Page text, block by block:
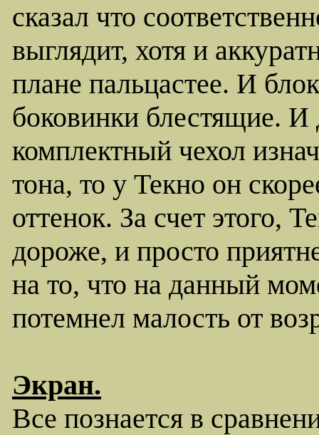
сказал что
выглядит, хотя и
плане пальцастее. И
боковинки блестящие.
комплектный чехол
тона, то у Текно он
оттенок. За счет этого,
дороже, и просто
на то, что на данный
потемнел малость от
Экран.
Все познается в